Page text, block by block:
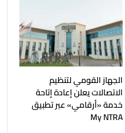
الجهاز القومي لتنظيم
الاتصالات يعلن إعادة إتاحة
خدمة «أرقامي» عبر تطبيق
My NTRA